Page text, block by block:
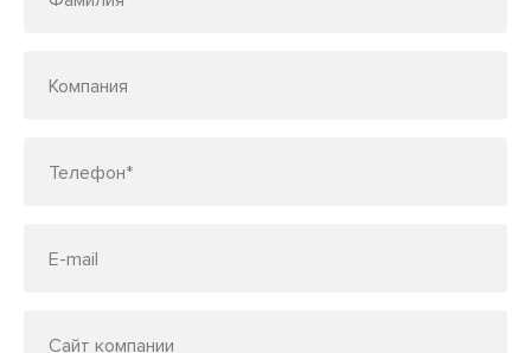
Компания
Телефон*
E-mail
Сайт компании